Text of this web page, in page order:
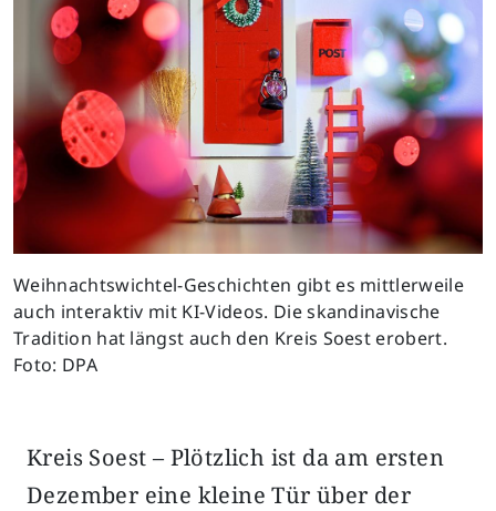
Weihnachtswichtel-Geschichten gibt es mittlerweile
auch interaktiv mit KI-Videos. Die skandinavische
Tradition hat längst auch den Kreis Soest erobert.
Foto: DPA
Previous Next
Kreis Soest – Plötzlich ist da am ersten
Dezember eine kleine Tür über der